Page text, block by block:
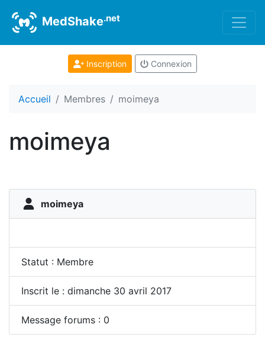
MedShake.net
Inscription Connexion
Accueil Membres moimeya
moimeya
moimeya
Statut : Membre
Inscrit le : dimanche 30 avril 2017
Message forums : 0